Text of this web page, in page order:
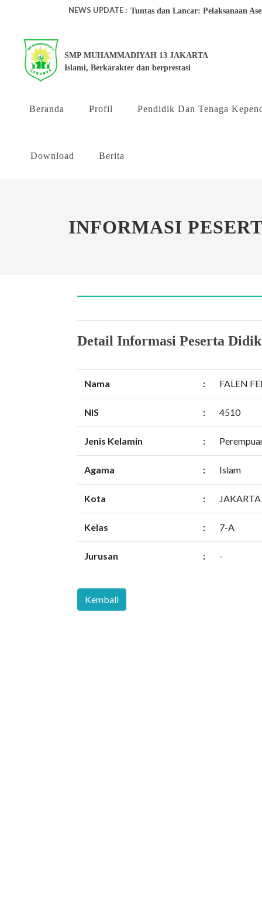
NEWS UPDATE : Tuntas dan Lancar: Pelaksanaan
SEMARAK KEMERDEKAAN HUT
WISUDA TAHFIDZ AL QURAN
MPLS & FORTASI 2026 SMP
SMP MUHAMMADIYAH 13 JAKARTA
Islami, Berkarakter dan berprestasi
Beranda Profil Pendidik Dan Tenaga
Download Berita
INFORMASI
Detail Informasi Peserta Didik
Nama : FALEN
NIS : 4510
Jenis Kelamin :
Agama : Islam
Kota : JAKARTA
Kelas : 7-A
Jurusan : -